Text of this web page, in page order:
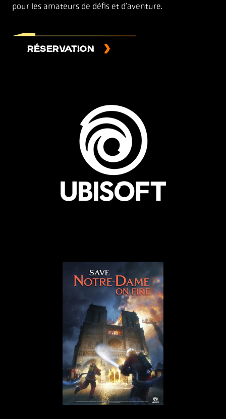
pour les amateurs de défis et d’aventure.
RÉSERVATION